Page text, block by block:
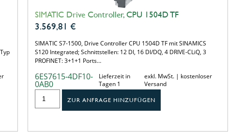
SIMATIC Drive Controller, CPU 1504D TF
3.569,81 €
SIMATIC S7-1500, Drive Controller CPU 1504D TF mit SINAMICS
S120 Integrated; Schnittstellen: 12 DI, 16 DI/DQ, 4 DRIVE-CLiQ, 3
PROFINET: 3+1+1 Ports…
6ES7615-4DF10-
0AB0
Lieferzeit in
Tagen 1
exkl. MwSt. | kostenloser
Versand
ZUR ANFRAGE HINZUFÜGEN